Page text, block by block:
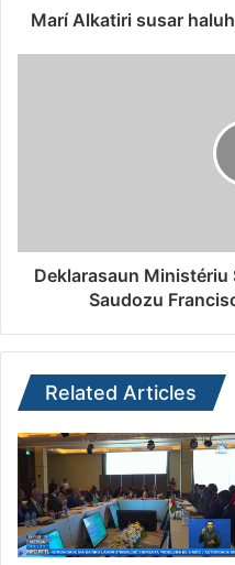
Marí Alkatiri susar
Deklarasaun Ministériu
Saudozu
Related Articles